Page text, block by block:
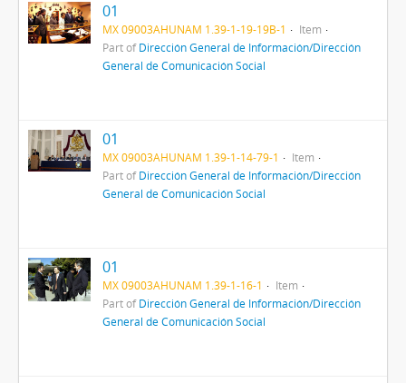
01
MX 09003AHUNAM 1.39-1-19-19B-1
Item
Part ofDirección General de Información/Dirección
General de Comunicación Social
01
MX 09003AHUNAM 1.39-1-14-79-1
Item
Part ofDirección General de Información/Dirección
General de Comunicación Social
01
MX 09003AHUNAM 1.39-1-16-1
Item
Part ofDirección General de Información/Dirección
General de Comunicación Social